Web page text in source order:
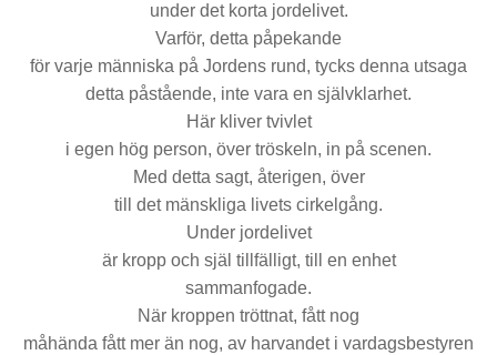
under det korta jordelivet.
Varför, detta påpekande
för varje människa på Jordens rund, tycks denna utsaga
detta påstående, inte vara en självklarhet.
Här kliver tvivlet
i egen hög person, över tröskeln, in på scenen.
Med detta sagt, återigen, över
till det mänskliga livets cirkelgång.
Under jordelivet
är kropp och själ tillfälligt, till en enhet
sammanfogade.
När kroppen tröttnat, fått nog
måhända fått mer än nog, av harvandet i vardagsbestyren